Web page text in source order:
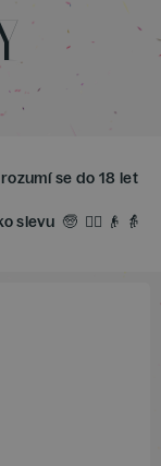
se do 18 let
slevu 🧓 👱‍♀️ 👴 👵